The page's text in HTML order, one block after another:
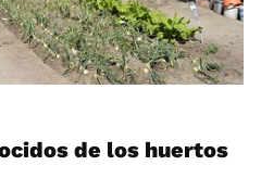
de los huertos